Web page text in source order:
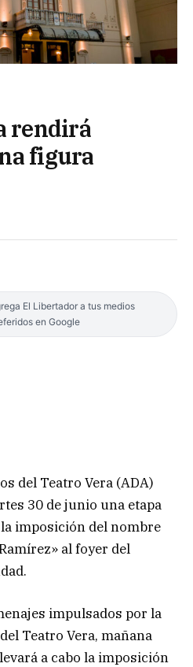
rendirá
figura
El Libertador a tus medios
en Google
del Teatro Vera (ADA)
30 de junio una etapa
imposición del nombre
al foyer del
impulsados por la
Teatro Vera, mañana
a cabo la imposición